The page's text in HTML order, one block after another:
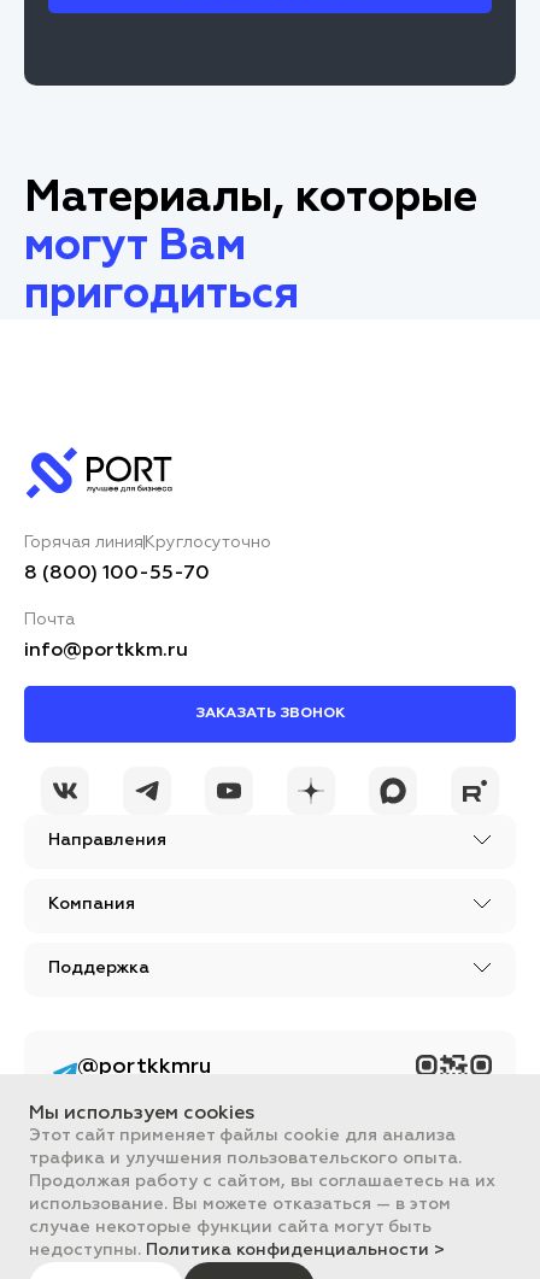
Материалы, которые
могут Вам
пригодиться
Направления
Компания
Поддержка
Горячая линия Круглосуточно
8 (800) 100-55-70
Почта
info@portkkm.ru
ЗАКАЗАТЬ ЗВОНОК
Вся информация, размещенная на сайте, носит ознакомительный
характер и не является публичной офертой, определяемой
положениями Статьи 437 ГК РФ.
Все цены на сайте указаны с НДС. ООО "ПОРТ" ИНН 2461018892,
ОГРН 1022401953496
ПОРТ 2011-2026
@portkkmru
контент PORT - бизнес
портал
Мы используем cookies
Этот сайт применяет файлы cookie для анализа
трафика и улучшения пользовательского опыта.
Продолжая работу с сайтом, вы соглашаетесь на их
использование. Вы можете отказаться — в этом
случае некоторые функции сайта могут быть
недоступны. Политика конфиденциальности >